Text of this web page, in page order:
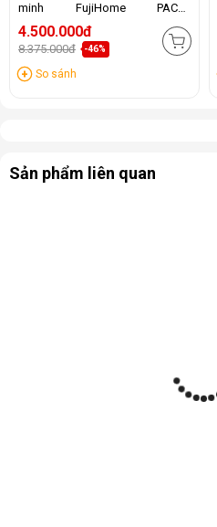
minh FujiHome PAC07
(7000BTU)
4.500.000đ
8.375.000đ -46%
So sánh
Sản phẩm liên quan